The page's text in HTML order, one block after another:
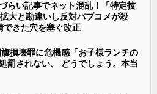
らい記事でネット混乱！「特定技
大と勘違いし反対パブコメが殺
きた穴を塞ぐ改正
損壊罪に危機感「お子様ランチの
罰されない、 どうでしょう。本当